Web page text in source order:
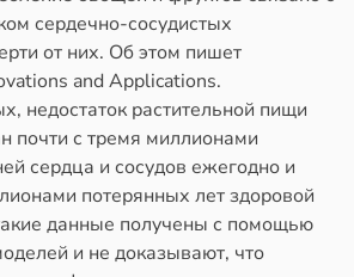
сердечно-сосудистых
от них. Об этом пишет
and Applications.
недостаток растительной пищи
почти с тремя миллионами
сердца и сосудов ежегодно и
потерянных лет здоровой
данные получены с помощью
и не доказывают, что